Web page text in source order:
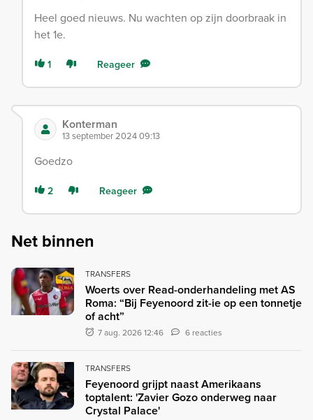
Heel goed nieuws. Nu wachten op zijn doorbraak in
het 1e.
1 Reageer
Konterman
13 september 2024 09:13
Goedzo
2 Reageer
Net binnen
TRANSFERS
Woerts over Read-onderhandeling met AS
Roma: “Bij Feyenoord zit-ie op een tonnetje
of acht”
7 aug. 2026 12:46 6 reacties
TRANSFERS
Feyenoord grijpt naast Amerikaans
toptalent: 'Zavier Gozo onderweg naar
Crystal Palace'